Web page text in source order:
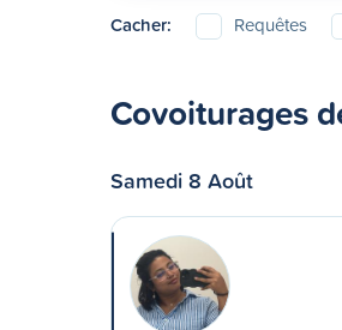
Cacher: Requêtes
Covoiturages
Samedi 8 Août